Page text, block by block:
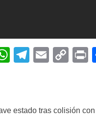
WhatsApp
Telegram
Email
estado tras colisión con